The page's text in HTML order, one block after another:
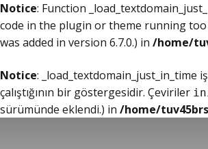
Notice: Function
code in the plugin or theme running
was added in version 6.7.0.) in /home/
Notice: _load_textdomain_just_in_time
çalıştığının bir göstergesidir. Çeviriler
sürümünde eklendi.) in /home/